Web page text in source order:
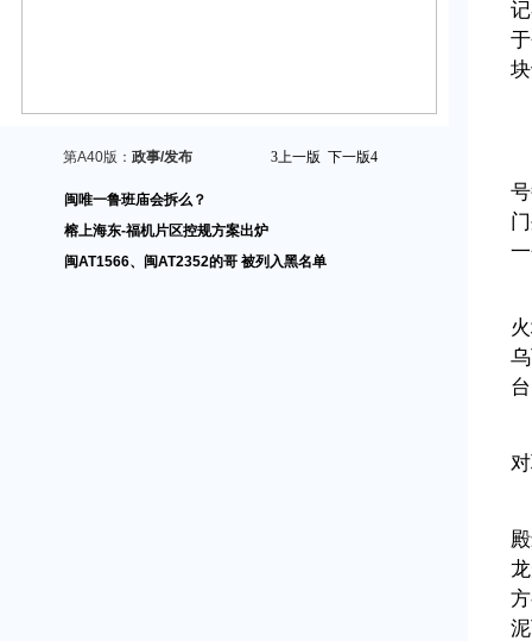
第A40版： 政事/发布 3上一版 下一版4
闽唯一鲁班庙会拆么？
榕上海东-福机片区控规方案出炉
闽AT1566、闽AT2352的哥 被列入黑名单